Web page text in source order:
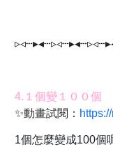
4.１個變１００個
✨動畫試閱：
1個怎麼變成100個